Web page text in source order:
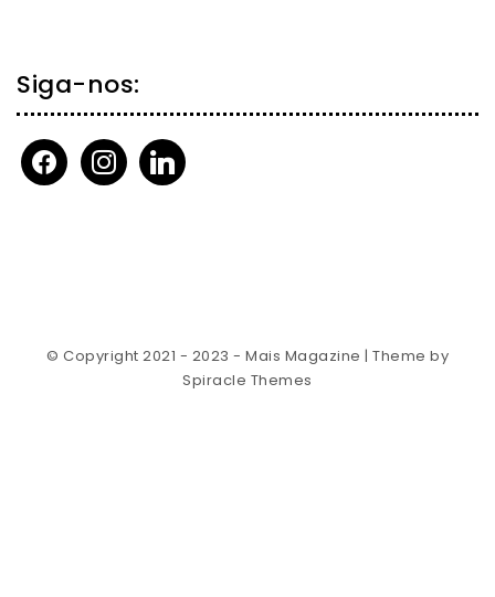
Siga-nos:
facebookinstagramlinkedin
© Copyright 2021 - 2023 - Mais Magazine | Theme by
Spiracle Themes